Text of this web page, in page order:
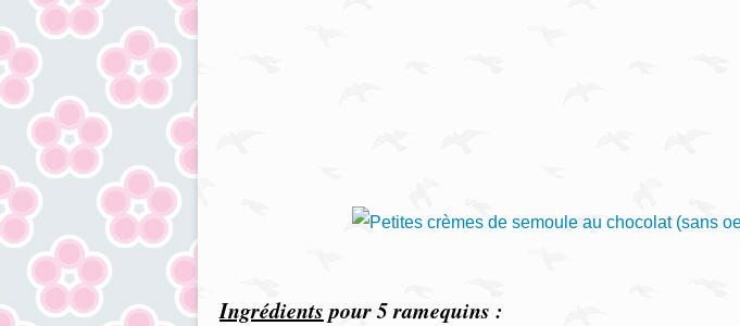
Ingrédientspour 5 ramequins :